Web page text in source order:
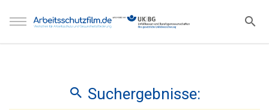
Suchergebnisse: